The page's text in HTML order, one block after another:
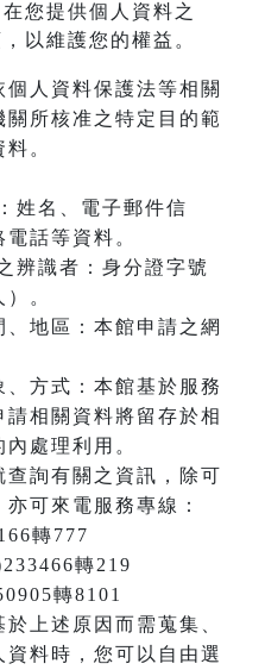
您提供個人資料之
以維護您的權益。
人資料保護法等相關
所核准之特定目的範
。
姓名、電子郵件信
話等資料。
辨識者：身分證字號
。
地區：本館申請之網
方式：本館基於服務
相關資料將留存於相
處理利用。
詢有關之資訊，除可
可來電服務專線：
轉777
轉219
轉8101
上述原因而需蒐集、
資料時，您可以自由選